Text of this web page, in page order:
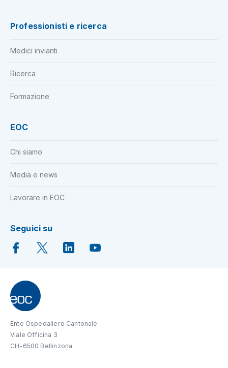
Professionisti e ricerca
Medici invianti
Ricerca
Formazione
EOC
Chi siamo
Media e news
Lavorare in EOC
Seguici su
Ente Ospedaliero Cantonale
Viale Officina 3
CH-6500 Bellinzona